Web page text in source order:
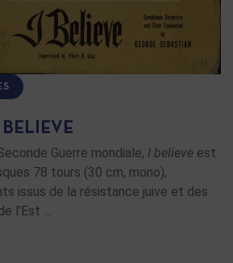
Guerre mondiale, I believe est
78 tours (30 cm, mono),
issus de la résistance juive et des
l’Est …